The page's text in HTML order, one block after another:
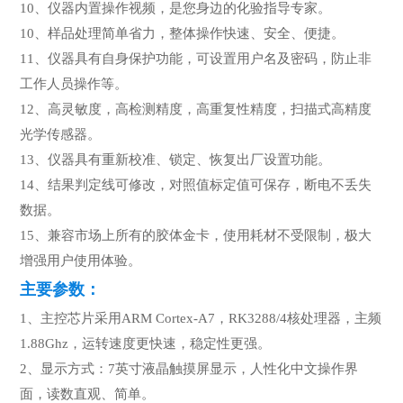
10、仪器内置操作视频，是您身边的化验指导专家。
10、样品处理简单省力，整体操作快速、安全、便捷。
11、仪器具有自身保护功能，可设置用户名及密码，防止非
工作人员操作等。
12、高灵敏度，高检测精度，高重复性精度，扫描式高精度
光学传感器。
13、仪器具有重新校准、锁定、恢复出厂设置功能。
14、结果判定线可修改，对照值标定值可保存，断电不丢失
数据。
15、兼容市场上所有的胶体金卡，使用耗材不受限制，极大
增强用户使用体验。
主要参数：
1、主控芯片采用ARM Cortex-A7，RK3288/4核处理器，主频
1.88Ghz，运转速度更快速，稳定性更强。
2、显示方式：7英寸液晶触摸屏显示，人性化中文操作界
面，读数直观、简单。